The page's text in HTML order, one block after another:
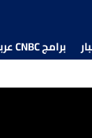
برامج CNBC عربية